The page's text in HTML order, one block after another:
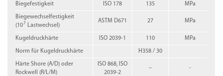
Biegefestigkeit ISO 178 135 MPa
Biegewechselfestigkeit
(107 Lastwechsel)
ASTM D671 27 MPa
Kugeldruckhärte ISO 2039-1 110 MPa
Norm für Kugeldruckhärte H358 / 30
Härte Shore (A/D) oder
Rockwell (R/L/M)
ISO 868, ISO
2039-2
– -